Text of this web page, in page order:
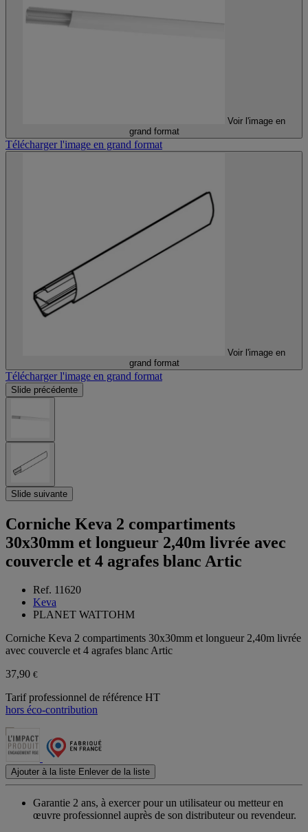
Voir l'image en
grand format
Télécharger l'image en grand format
Voir l'image en
grand format
Télécharger l'image en grand format
Slide précédente
Slide suivante
Corniche Keva 2 compartiments
30x30mm et longueur 2,40m livrée avec
couvercle et 4 agrafes blanc Artic
Ref. 11620
Keva
PLANET WATTOHM
Corniche Keva 2 compartiments 30x30mm et longueur 2,40m livrée
avec couvercle et 4 agrafes blanc Artic
37,90 €
Tarif professionnel de référence HT
hors éco-contribution
Ajouter à la liste Enlever de la liste
Garantie 2 ans, à exercer pour un utilisateur ou metteur en
œuvre professionnel auprès de son distributeur ou revendeur.